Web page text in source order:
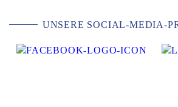
UNSERE SOCIAL-MEDIA-